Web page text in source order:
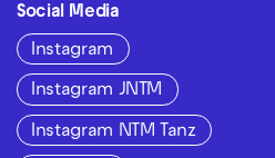
Social Media
Instagram
Instagram JNTM
Instagram NTM Tanz